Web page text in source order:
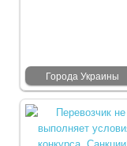
Города Украины